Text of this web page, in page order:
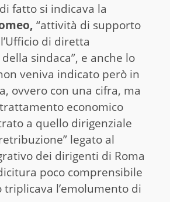
fatto si indicava la
“attività di supporto
di diretta
sindaca”, e anche lo
veniva indicato però in
ovvero con una cifra, ma
economico
a quello dirigenziale
legato al
dei dirigenti di Roma
poco comprensibile
l’emolumento di